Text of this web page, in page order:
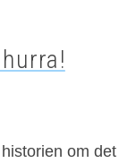
om det